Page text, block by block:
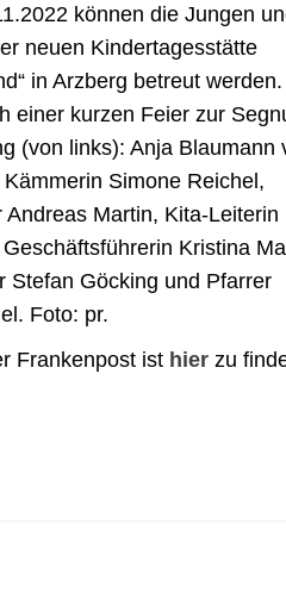
können die Jungen
neuen Kindertagesstätte
in Arzberg betreut
einer kurzen Feier zur
(von links): Anja Blaumann
Simone Reichel,
Andreas Martin, Kita-Leiterin
Kristina
Stefan Göcking und Pfarrer
Foto: pr.
Frankenpost ist hier zu